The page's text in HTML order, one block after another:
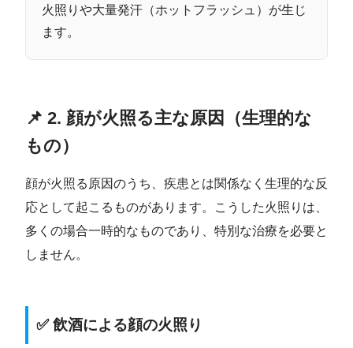
火照りや大量発汗（ホットフラッシュ）が生じ
ます。
📌 2. 顔が火照る主な原因（生理的な
もの）
顔が火照る原因のうち、疾患とは関係なく生理的な反
応として起こるものがあります。こうした火照りは、
多くの場合一時的なものであり、特別な治療を必要と
しません。
✅ 飲酒による顔の火照り